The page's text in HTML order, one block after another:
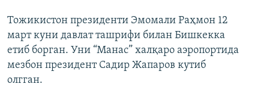
Тожикистон президенти Эмомали Раҳмон 12
март куни давлат ташрифи билан Бишкекка
етиб борган. Уни “Манас” халқаро аэропортида
мезбон президент Садир Жапаров кутиб
олгган.